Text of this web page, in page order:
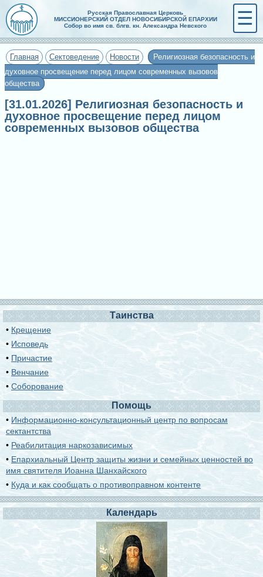
Русская Православная Церковь
МИССИОНЕРСКИЙ ОТДЕЛ НОВОСИБИРСКОЙ ЕПАРХИИ
Собор во имя св. блгв. кн. Александра Невского
☰
Главная Сектоведение Новости
Религиозная безопасность и
духовное просвещение перед лицом современных вызовов
общества
[31.01.2026] Религиозная безопасность и
духовное просвещение перед лицом
современных вызовов общества
Таинства
• Крещение
• Исповедь
• Причастие
• Венчание
•Соборование
Помощь
• Информационно-консультационный центр по вопросам
сектантства
• Реабилитация наркозависимых
• Епархиальный Центр защиты жизни и семейных ценностей во
имя святителя Иоанна Шанхайского
• Куда и как сообщать о противоправном контенте
Календарь